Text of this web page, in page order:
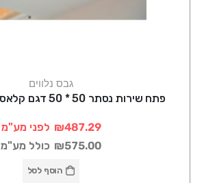
גבס נלווים
פתח שירות נסתר 50 * 50 דגם קלאסיק OPENART
₪487.29 לפני מע"מ
₪575.00 כולל מע"מ
הוסף לסל